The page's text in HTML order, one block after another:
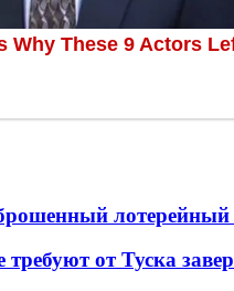
от Туска